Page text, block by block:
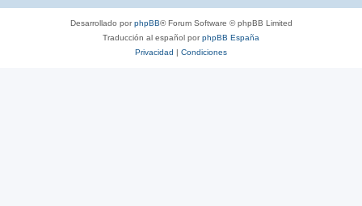
Desarrollado porphpBB® Forum Software © phpBB Limited
Traducción al español porphpBB España
Privacidad | Condiciones